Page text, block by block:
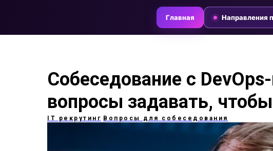
Главная Направления
Собеседование с
вопросы задавать,
IT рекрутинг Вопросы для собеседования